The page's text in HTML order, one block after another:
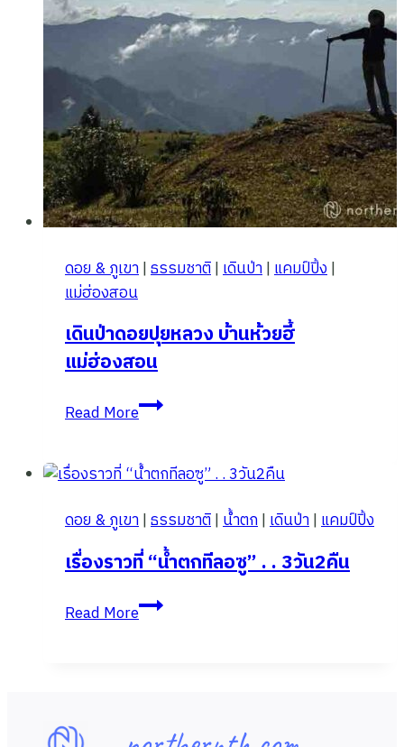
ดอย & ภูเขา|ธรรมชาติ|เดินป่า|แคมป์ปิ้ง|
แม่ฮ่องสอน
เดินป่าดอยปุยหลวง บ้านห้วยฮี้
แม่ฮ่องสอน
Read Moreเดิน
ป่า
ปุย
บ้าน
ห้วย
ฮี้
แม่ฮ่องสอน
ดอย & ภูเขา|ธรรมชาติ|น้ำตก|เดินป่า|แคมป์ปิ้ง
เรื่องราวที่ “น้ำตกทีลอซู” . . 3วัน2คืน
Read Moreเรื่อง
ราว